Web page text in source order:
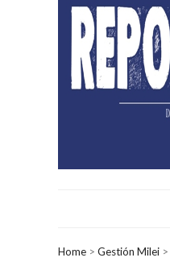
Home > Gestión Milei >